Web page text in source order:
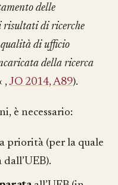
delle
risultati di ricerche
di ufficio
della ricerca
,JO 2014, A89).
è necessario:
priorità (per la quale